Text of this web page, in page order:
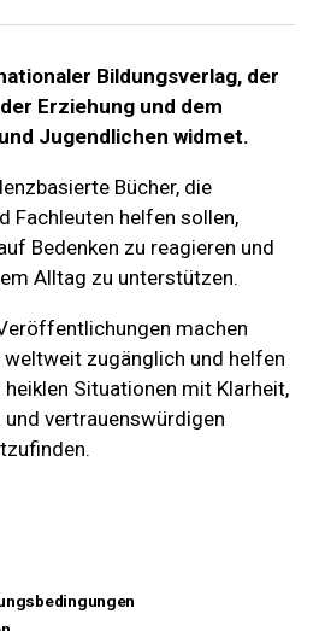
Bildungsverlag, der
Erziehung und dem
Jugendlichen widmet.
Bücher, die
Fachleuten helfen sollen,
Bedenken zu reagieren und
Alltag zu unterstützen.
machen
zugänglich und helfen
heiklen Situationen mit Klarheit,
vertrauenswürdigen